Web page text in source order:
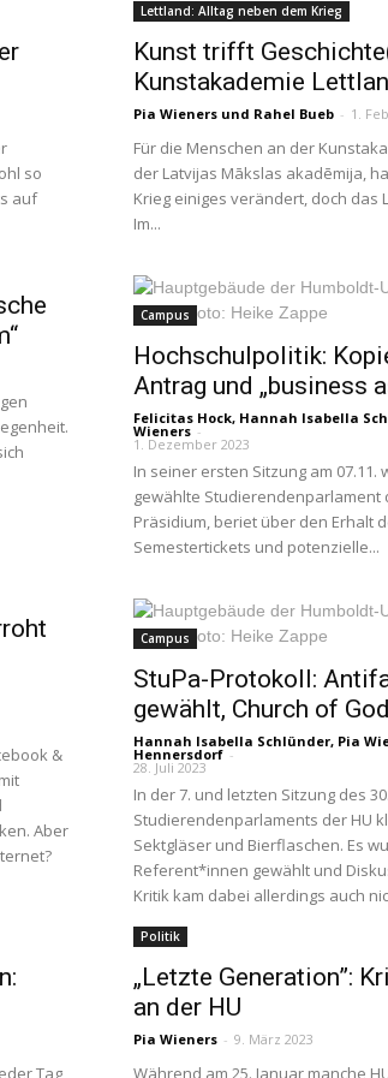
so
auf
Lettland: Alltag neben dem Krieg
Kunst trifft
Kunstakademie
Pia Wieners und Rahel Bueb - 1.
Für die Menschen an der
der Latvijas Mākslas akadēmija,
Krieg einiges verändert, doch das
Im...
Campus
Hochschulpolitik:
Antrag und „business
Felicitas Hock, Hannah Isabella
Wieners -
1. Dezember 2023
In seiner ersten Sitzung am 07.11.
gewählte Studierendenparlament
Präsidium, beriet über den Erhalt
Semestertickets und potenzielle...
&
Aber
Campus
StuPa-Protokoll:
gewählt, Church of
Hannah Isabella Schlünder, Pia
Hennersdorf -
28. Juli 2023
In der 7. und letzten Sitzung des 30.
Studierendenparlaments der HU
Sektgläser und Bierflaschen. Es
Referent*innen gewählt und
Kritik kam dabei allerdings auch
Tag
Politik
„Letzte Generation”:
an der HU
Pia Wieners - 9. März 2023
Während am 25. Januar manche